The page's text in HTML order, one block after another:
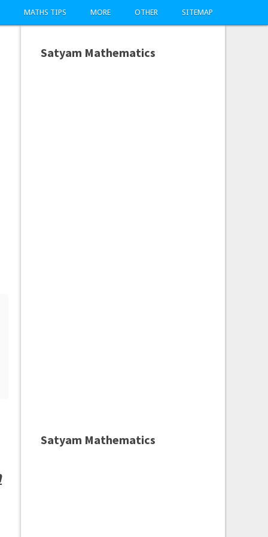
MATHS TIPS MORE OTHER SITEMAP
Satyam Mathematics
Satyam Mathematics